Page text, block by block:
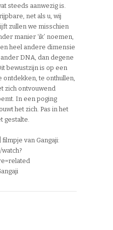
steeds aanwezig is.
net als u, wij
zullen we misschien
manier ‘ik’ noemen,
heel andere dimensie
DNA, dan degene
bewustzijn is op een
ontdekken, te onthullen,
zich ontvouwend
In een poging
het zich. Pas in het
gestalte.
van Gangaji: